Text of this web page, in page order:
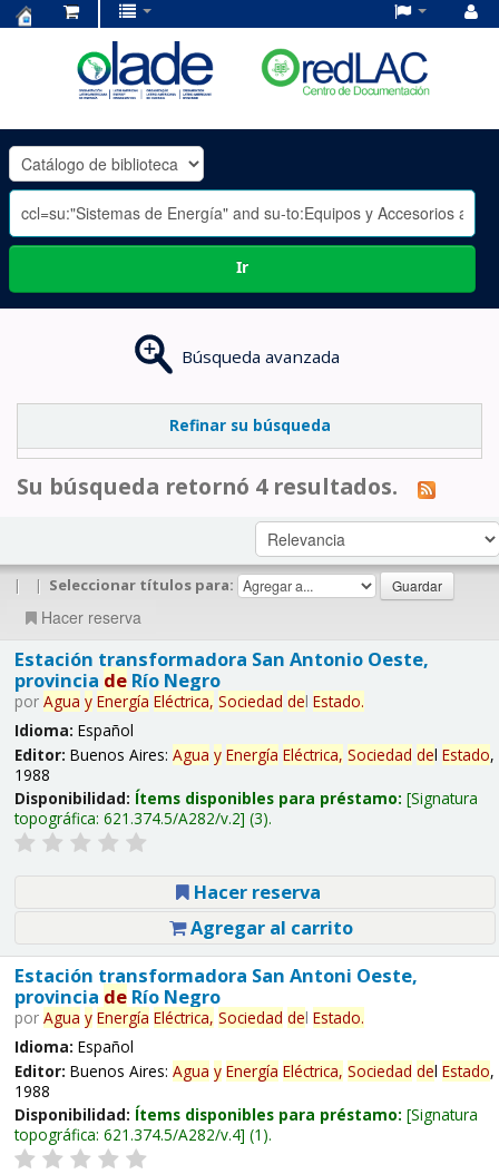
OLADE
-
Ir
Búsqueda avanzada
Refinar su búsqueda
Su búsqueda retornó 4 resultados.
| | Seleccionar títulos para:
Hacer reserva
Estación transformadora San Antonio Oeste,
provincia deRío Negro
por Agua y Energía Eléctrica, Sociedad del Estado.
Idioma: Español
Editor: Buenos Aires: Agua y Energía Eléctrica, Sociedad del Estado,
1988
Disponibilidad: Ítems disponibles para préstamo: Signatura
topográfica: 621.374.5/A282/v.2 (3).
Hacer reserva
Agregar al carrito
Estación transformadora San Antoni Oeste,
provincia deRío Negro
por Agua y Energía Eléctrica, Sociedad del Estado.
Idioma: Español
Editor: Buenos Aires: Agua y Energía Eléctrica, Sociedad del Estado,
1988
Disponibilidad: Ítems disponibles para préstamo: Signatura
topográfica: 621.374.5/A282/v.4 (1).